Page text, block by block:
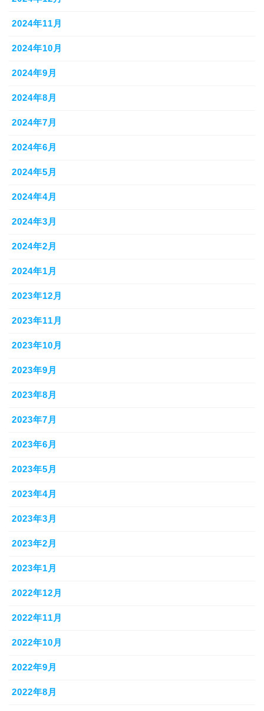
2024年11月
2024年10月
2024年9月
2024年8月
2024年7月
2024年6月
2024年5月
2024年4月
2024年3月
2024年2月
2024年1月
2023年12月
2023年11月
2023年10月
2023年9月
2023年8月
2023年7月
2023年6月
2023年5月
2023年4月
2023年3月
2023年2月
2023年1月
2022年12月
2022年11月
2022年10月
2022年9月
2022年8月